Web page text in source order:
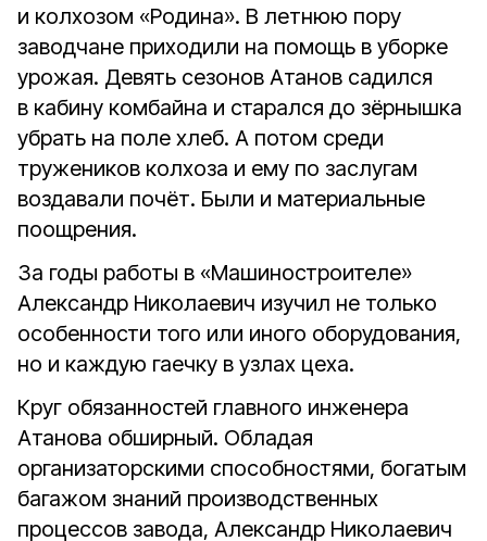
и колхозом «Родина». В летнюю пору
заводчане приходили на помощь в уборке
урожая. Девять сезонов Атанов садился
в кабину комбайна и старался до зёрнышка
убрать на поле хлеб. А потом среди
тружеников колхоза и ему по заслугам
воздавали почёт. Были и материальные
поощрения.
За годы работы в «Машиностроителе»
Александр Николаевич изучил не только
особенности того или иного оборудования,
но и каждую гаечку в узлах цеха.
Круг обязанностей главного инженера
Атанова обширный. Обладая
организаторскими способностями, богатым
багажом знаний производственных
процессов завода, Александр Николаевич